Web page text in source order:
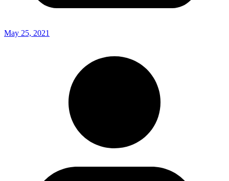
May 25, 2021